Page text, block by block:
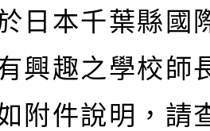
日本千葉縣國
興趣之學校師
附件說明，請